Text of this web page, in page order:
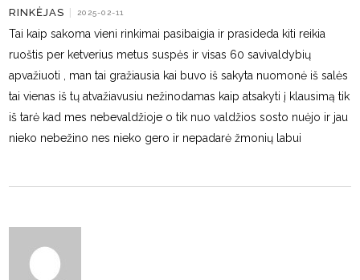
RINKĖJAS | 2025-02-11
Tai kaip sakoma vieni rinkimai pasibaigia ir prasideda kiti reikia
ruoštis per ketverius metus suspės ir visas 60 savivaldybių
apvažiuoti , man tai gražiausia kai buvo iš sakyta nuomonė iš salės
tai vienas iš tų atvažiavusiu nežinodamas kaip atsakyti į klausimą tik
iš tarė kad mes nebevaldžioje o tik nuo valdžios sosto nuėjo ir jau
nieko nebežino nes nieko gero ir nepadarė žmonių labui